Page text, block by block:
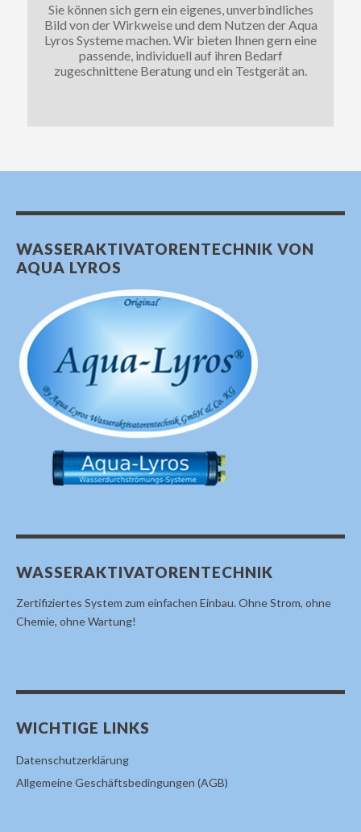
Sie können sich gern ein eigenes, unverbindliches
Bild von der Wirkweise und dem Nutzen der Aqua
Lyros Systeme machen. Wir bieten Ihnen gern eine
passende, individuell auf ihren Bedarf
zugeschnittene Beratung und ein Testgerät an.
WASSERAKTIVATORENTECHNIK VON
AQUA LYROS
WASSERAKTIVATORENTECHNIK
Zertifiziertes System zum einfachen Einbau. Ohne Strom, ohne
Chemie, ohne Wartung!
WICHTIGE LINKS
Datenschutzerklärung
Allgemeine Geschäftsbedingungen (AGB)